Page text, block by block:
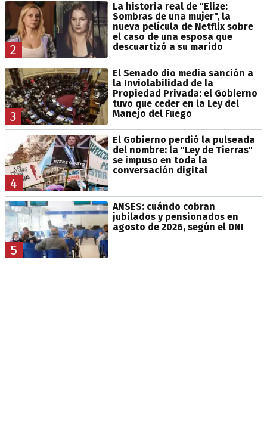
2
La historia real de "Elize:
Sombras de una mujer", la
nueva película de Netflix sobre
el caso de una esposa que
descuartizó a su marido
3
El Senado dio media sanción a
la Inviolabilidad de la
Propiedad Privada: el Gobierno
tuvo que ceder en la Ley del
Manejo del Fuego
4
El Gobierno perdió la pulseada
del nombre: la "Ley de Tierras"
se impuso en toda la
conversación digital
5
ANSES: cuándo cobran
jubilados y pensionados en
agosto de 2026, según el DNI